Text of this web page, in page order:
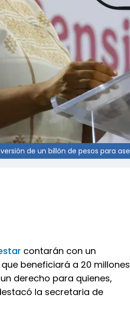
de un billón de pesos para
contarán con un
beneficiará a 20 millones
derecho para quienes,
la secretaria de